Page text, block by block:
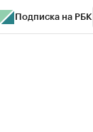
Подписка на РБК